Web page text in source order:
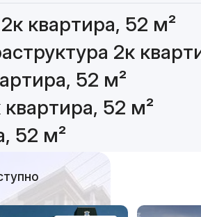
квартира, 52 м²
2к
52 м²
52 м²
52 м²